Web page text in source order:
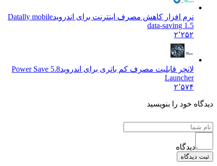
نرم افزار کاهش مصرف اینترنت برای اندرویدDatally mobile
data-saving 1.5
۲٬۲۵۲
لانچر قابلیت مصرف کم باتری برای اندروید
5.8 Power Save
Launcher
۲٬۵۷۴
دیدگاه خود را بنویسید
دیدگاه
ثبت دیدگاه